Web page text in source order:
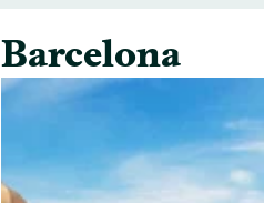
Barcelona